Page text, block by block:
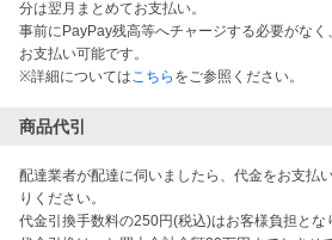
分は翌月まとめてお支払い。
事前にPayPay残高等へチャージする必要がな
お支払い可能です。
※詳細についてはこちら をご参照ください。
商品代引
配達業者が配達に伺いましたら、代金をお支払
りください。
代金引換手数料の250円(税込)はお客様負担とな